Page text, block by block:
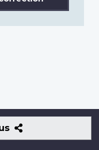
Suivez-
nous